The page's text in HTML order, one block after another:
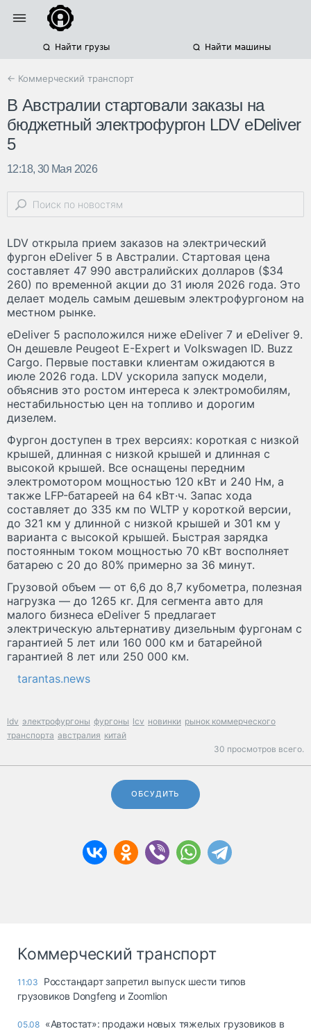
Найти грузы Найти машины
← Коммерческий транспорт
В Австралии стартовали заказы на
бюджетный электрофургон LDV eDeliver
5
12:18, 30 Мая 2026
LDV открыла прием заказов на электрический
фургон eDeliver 5 в Австралии. Стартовая цена
составляет 47 990 австралийских долларов ($34
260) по временной акции до 31 июля 2026 года. Это
делает модель самым дешевым электрофургоном на
местном рынке.
eDeliver 5 расположился ниже eDeliver 7 и eDeliver 9.
Он дешевле Peugeot E-Expert и Volkswagen ID. Buzz
Cargo. Первые поставки клиентам ожидаются в
июле 2026 года. LDV ускорила запуск модели,
объяснив это ростом интереса к электромобилям,
нестабильностью цен на топливо и дорогим
дизелем.
Фургон доступен в трех версиях: короткая с низкой
крышей, длинная с низкой крышей и длинная с
высокой крышей. Все оснащены передним
электромотором мощностью 120 кВт и 240 Нм, а
также LFP-батареей на 64 кВт·ч. Запас хода
составляет до 335 км по WLTP у короткой версии,
до 321 км у длинной с низкой крышей и 301 км у
варианта с высокой крышей. Быстрая зарядка
постоянным током мощностью 70 кВт восполняет
батарею с 20 до 80% примерно за 36 минут.
Грузовой объем — от 6,6 до 8,7 кубометра, полезная
нагрузка — до 1265 кг. Для сегмента авто для
малого бизнеса eDeliver 5 предлагает
электрическую альтернативу дизельным фургонам с
гарантией 5 лет или 160 000 км и батарейной
гарантией 8 лет или 250 000 км.
tarantas.news
ldv электрофургоны фургоны lcv новинки рынок коммерческого
транспорта австралия китай
30 просмотров всего.
ОБСУДИТЬ
Коммерческий транспорт
11:03
Росстандарт запретил выпуск шести типов
грузовиков Dongfeng и Zoomlion
05.08 «Автостат»: продажи новых тяжелых грузовиков в